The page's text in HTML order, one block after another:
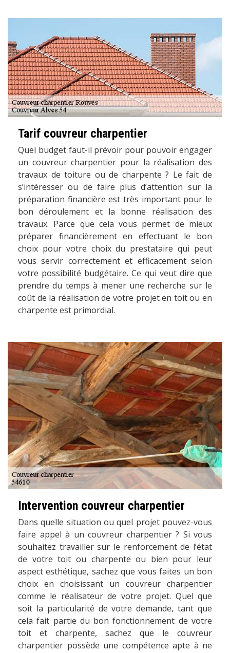
Tarif couvreur charpentier
Quel budget faut-il prévoir pour pouvoir engager
un couvreur charpentier pour la réalisation des
travaux de toiture ou de charpente ? Le fait de
s’intéresser ou de faire plus d’attention sur la
préparation financière est très important pour le
bon déroulement et la bonne réalisation des
travaux. Parce que cela vous permet de mieux
préparer financièrement en effectuant le bon
choix pour votre choix du prestataire qui peut
vous servir correctement et efficacement selon
votre possibilité budgétaire. Ce qui veut dire que
prendre du temps à mener une recherche sur le
coût de la réalisation de votre projet en toit ou en
charpente est primordial.
Intervention couvreur charpentier
Dans quelle situation ou quel projet pouvez-vous
faire appel à un couvreur charpentier ? Si vous
souhaitez travailler sur le renforcement de l’état
de votre toit ou charpente ou bien pour leur
aspect esthétique, sachez que vous faites un bon
choix en choisissant un couvreur charpentier
comme le réalisateur de votre projet. Quel que
soit la particularité de votre demande, tant que
cela fait partie du bon fonctionnement de votre
toit et charpente, sachez que le couvreur
charpentier possède une compétence apte à ne